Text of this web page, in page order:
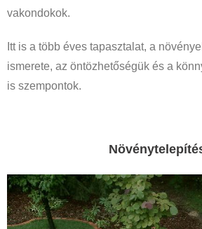
vakondokok.
Itt is a több éves tapasztalat, a
ismerete, az öntözhetőségük és a
is szempontok.